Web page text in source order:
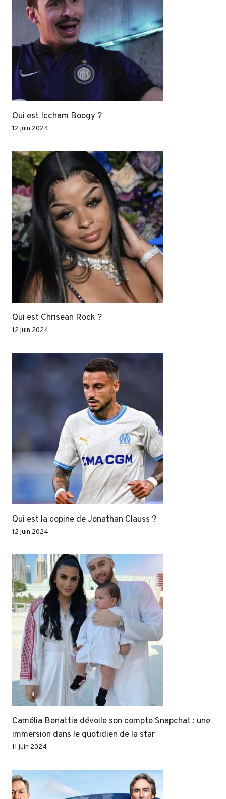
Qui est Iccham Boogy ?
12 juin 2024
Qui est Chrisean Rock ?
12 juin 2024
Qui est la copine de Jonathan Clauss ?
12 juin 2024
Camélia Benattia dévoile son compte Snapchat : une
immersion dans le quotidien de la star
11 juin 2024